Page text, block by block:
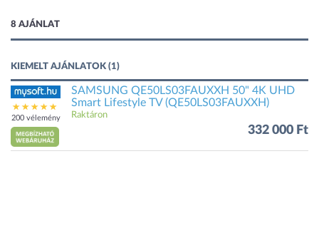
8 AJÁNLAT
KIEMELT AJÁNLATOK (1)
200 vélemény
SAMSUNG QE50LS03FAUXXH 50" 4K UHD
Smart Lifestyle TV (QE50LS03FAUXXH)
Raktáron
332 000 Ft